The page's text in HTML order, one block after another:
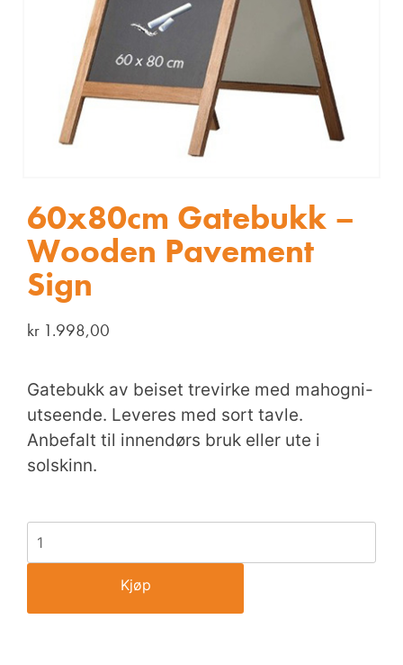
60x80cm Gatebukk –
Wooden Pavement
Sign
kr 1.998,00
Gatebukk av beiset trevirke med mahogni-
utseende. Leveres med sort tavle.
Anbefalt til innendørs bruk eller ute i
solskinn.
Kjøp